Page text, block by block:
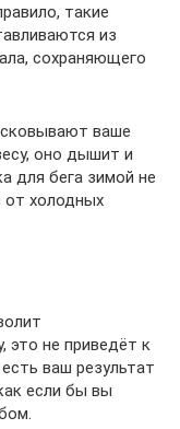
такие
из
сохраняющего
ваше
оно дышит и
для бега зимой не
от холодных
это не приведёт к
ваш результат
если бы вы